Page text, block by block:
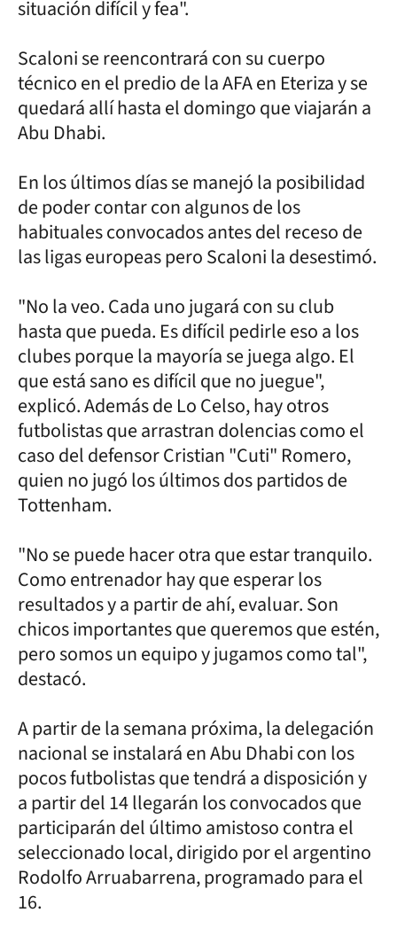
situación difícil y fea".
Scaloni se reencontrará con su cuerpo
técnico en el predio de la AFA en Eteriza y se
quedará allí hasta el domingo que viajarán a
Abu Dhabi.
En los últimos días se manejó la posibilidad
de poder contar con algunos de los
habituales convocados antes del receso de
las ligas europeas pero Scaloni la desestimó.
"No la veo. Cada uno jugará con su club
hasta que pueda. Es difícil pedirle eso a los
clubes porque la mayoría se juega algo. El
que está sano es difícil que no juegue",
explicó. Además de Lo Celso, hay otros
futbolistas que arrastran dolencias como el
caso del defensor Cristian "Cuti" Romero,
quien no jugó los últimos dos partidos de
Tottenham.
"No se puede hacer otra que estar tranquilo.
Como entrenador hay que esperar los
resultados y a partir de ahí, evaluar. Son
chicos importantes que queremos que estén,
pero somos un equipo y jugamos como tal",
destacó.
A partir de la semana próxima, la delegación
nacional se instalará en Abu Dhabi con los
pocos futbolistas que tendrá a disposición y
a partir del 14 llegarán los convocados que
participarán del último amistoso contra el
seleccionado local, dirigido por el argentino
Rodolfo Arruabarrena, programado para el
16.